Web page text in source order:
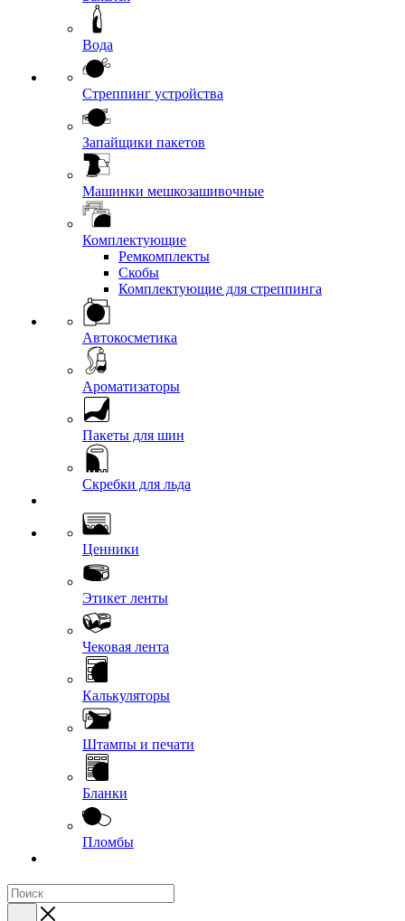
Вода
Стреппинг устройства
Запайщики пакетов
Машинки мешкозашивочные
Комплектующие
Ремкомплекты
Скобы
Комплектующие для стреппинга
Автокосметика
Ароматизаторы
Пакеты для шин
Скребки для льда
Ценники
Этикет ленты
Чековая лента
Калькуляторы
Штампы и печати
Бланки
Пломбы